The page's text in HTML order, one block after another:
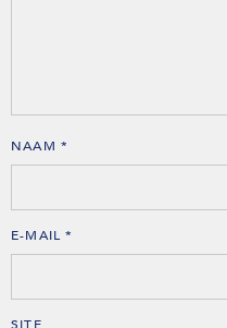
NAAM *
E-MAIL*